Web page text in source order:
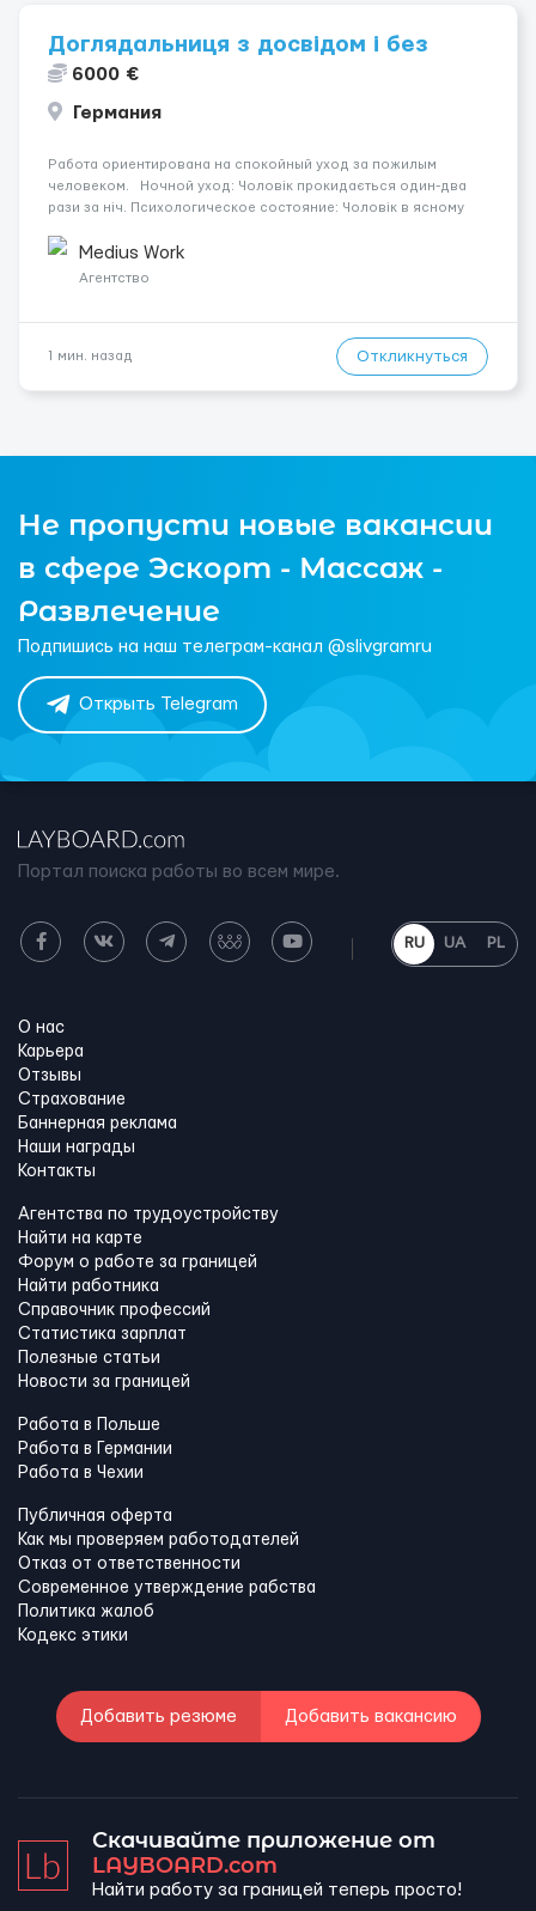
Доглядальниця з досвідом і без
6000 €
Германия
Работа ориентирована на спокойный уход за пожилым
человеком. Ночной уход: Чоловік прокидається один-два
рази за ніч. Психологическое состояние: Чоловік в ясному
осуществляется за парою. Оплата составляет 1650 €.
Мобильность ...
Medius Work
Агентство
1 мин. назад Откликнуться
Не пропусти новые вакансии
в сфере Эскорт - Массаж -
Развлечение
Подпишись на наш телеграм-канал @slivgramru
Открыть Telegram
Портал поиска работы во всем мире.
RU UA PL
О нас
Карьера
Отзывы
Страхование
Баннерная реклама
Наши награды
Контакты
Агентства по трудоустройству
Найти на карте
Форум о работе за границей
Найти работника
Справочник профессий
Статистика зарплат
Полезные статьи
Новости за границей
Работа в Польше
Работа в Германии
Работа в Чехии
Публичная оферта
Как мы проверяем работодателей
Отказ от ответственности
Современное утверждение рабства
Политика жалоб
Кодекс этики
Добавить резюме Добавить вакансию
Скачивайте приложение от
LAYBOARD.com
Найти работу за границей теперь просто!